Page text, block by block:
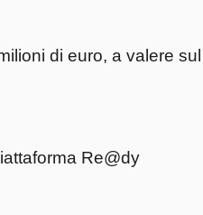
di euro, a valere
Re@dy